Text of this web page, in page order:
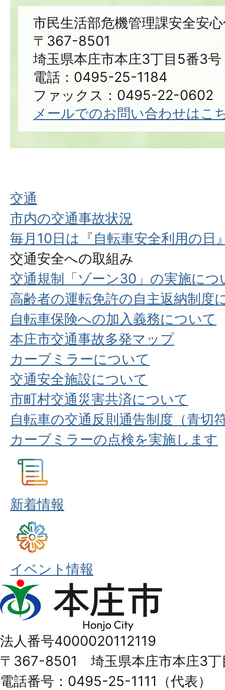
市民生活部危機管理課安全安
〒367-8501
埼玉県本庄市本庄3丁目5番3号
電話：0495-25-1184
ファックス：0495-22-0602
メールでのお問い合わせはこ
交通
市内の交通事故状況
毎月10日は『自転車安全利用の日
交通安全への取組み
交通規制「ゾーン30」の実施につ
高齢者の運転免許の自主返納制度
自転車保険への加入義務について
本庄市交通事故多発マップ
カーブミラーについて
交通安全施設について
市町村交通災害共済について
自転車の交通反則通告制度（青切
カーブミラーの点検を実施します
新着情報
イベント情報
本
庄
Honjo
City
法人番号4000020112119
〒367-8501 埼玉県本庄市本庄3丁
電話番号：0495-25-1111（代表）